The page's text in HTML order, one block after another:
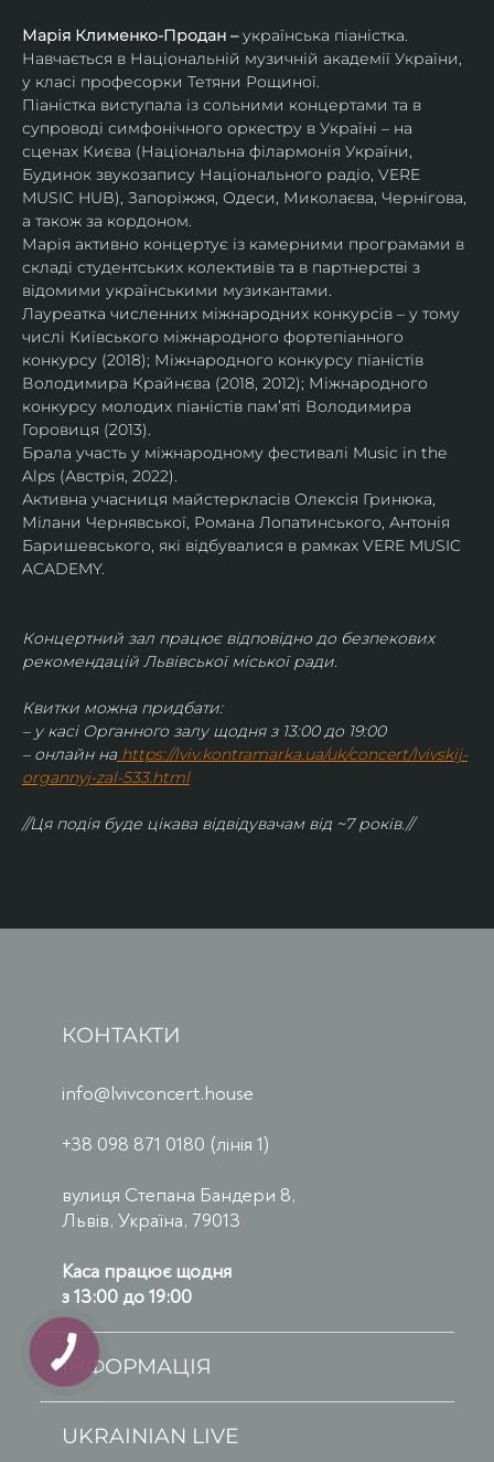
Марія Клименко-Продан – українська піаністка.
Навчається в Національній музичній академії України,
у класі професорки Тетяни Рощиної.
Піаністка виступала із сольними концертами та в
супроводі симфонічного оркестру в Україні – на
сценах Києва (Національна філармонія України,
Будинок звукозапису Національного радіо, VERE
MUSIC HUB), Запоріжжя, Одеси, Миколаєва, Чернігова,
а також за кордоном.
Марія активно концертує із камерними програмами в
складі студентських колективів та в партнерстві з
відомими українськими музикантами.
Лауреатка численних міжнародних конкурсів – у тому
числі Київського міжнародного фортепіанного
конкурсу (2018); Міжнародного конкурсу піаністів
Володимира Крайнєва (2018, 2012); Міжнародного
конкурсу молодих піаністів пам’яті Володимира
Горовиця (2013).
Брала участь у міжнародному фестивалі Music in the
Alps (Австрія, 2022).
Активна учасниця майстеркласів Олексія Гринюка,
Мілани Чернявської, Романа Лопатинського, Антонія
Баришевського, які відбувалися в рамках VERE MUSIC
ACADEMY.
Концертний зал працює відповідно до безпекових
рекомендацій Львівської міської ради.
Квитки можна придбати:
– у касі Органного залу щодня з 13:00 до 19:00
– онлайн на https://lviv.kontramarka.ua/uk/concert/lvivskij-
organnyj-zal-533.html
//Ця подія буде цікава відвідувачам від ~7 років.//
КОНТАКТИ
info@lvivconcert.house
+38 098 871 0180 (лінія 1)
вулиця Степана Бандери 8,
Львів, Україна, 79013
Каса працює щодня
з 13:00 до 19:00
ІНФОРМАЦІЯ
UKRAINIAN LIVE